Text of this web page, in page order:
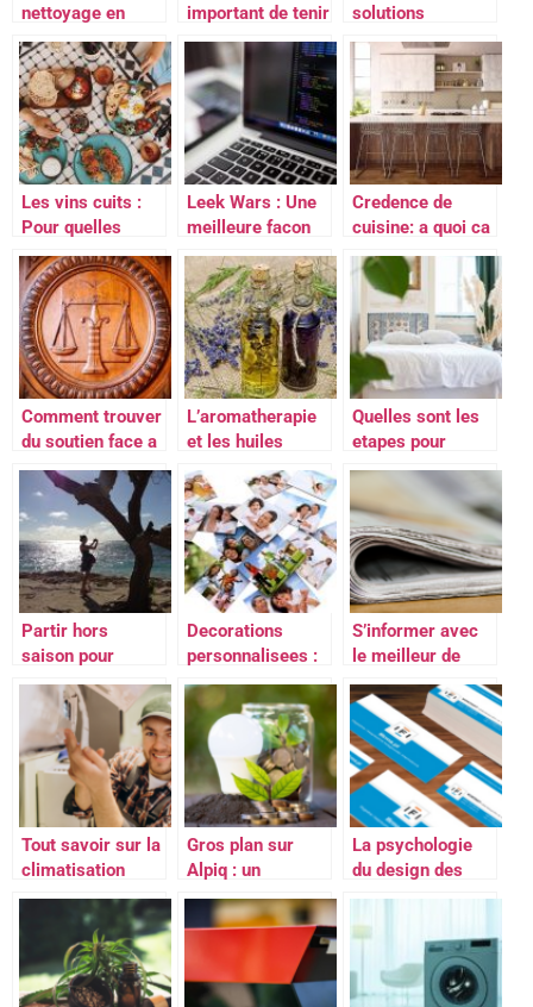
nettoyage en
profondeur oser
le sablage
important de tenir
un journal intime?
solutions
naturelles pour
réduire les
acouphènes ?
Les vins cuits :
Pour quelles
occasions ?
Leek Wars : Une
meilleure facon
d’apprendre a
programmer
Credence de
cuisine: a quoi ca
sert exactement
?
Comment trouver
du soutien face a
la justice?
L’aromatherapie
et les huiles
vegetales
Quelles sont les
etapes pour
ouvrir une
chambre d’hotes
?
Partir hors
saison pour
eviter le tourisme
de masse
Decorations
personnalisees :
de multiples
options
S’informer avec
le meilleur de
l’actualite et de la
presse
Tout savoir sur la
climatisation
gainable
Gros plan sur
Alpiq : un
fournisseur
d’electricite
alternatif
proposant des
tarifs inferieurs
La psychologie
du design des
cartes de visite
personnalisees